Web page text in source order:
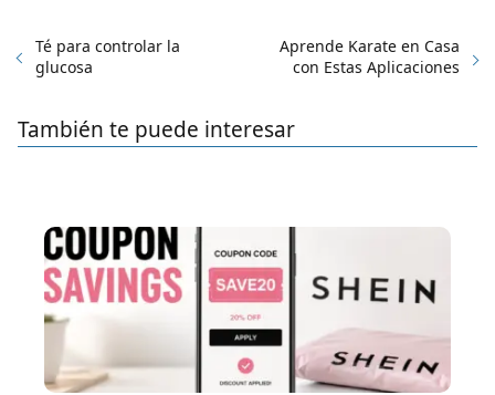
Té para controlar la
glucosa
Aprende Karate en Casa
con Estas Aplicaciones
También te puede interesar